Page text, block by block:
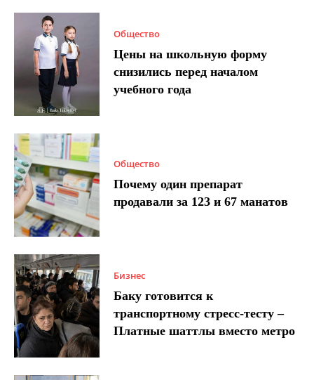
Общество
Цены на школьную форму
снизились перед началом
учебного года
Общество
Почему один препарат
продавали за 123 и 67 манатов
Бизнес
Баку готовится к
транспортному стресс-тесту –
Платные шаттлы вместо метро